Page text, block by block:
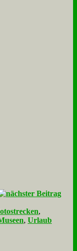
,
, Urlaub